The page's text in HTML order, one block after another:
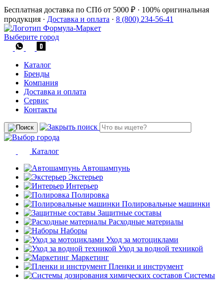
Бесплатная доставка по СПб от 5000 ₽ · 100% оригинальная
продукция · Доставка и оплата · 8 (800) 234-56-41
Выберите город
Каталог
Бренды
Компания
Доставка и оплата
Сервис
Контакты
Каталог
Автошампунь
Экстерьер
Интерьер
Полировка
Полировальные машинки
Защитные составы
Расходные материалы
Наборы
Уход за мотоциклами
Уход за водной техникой
Маркетинг
Пленки и инструмент
Системы